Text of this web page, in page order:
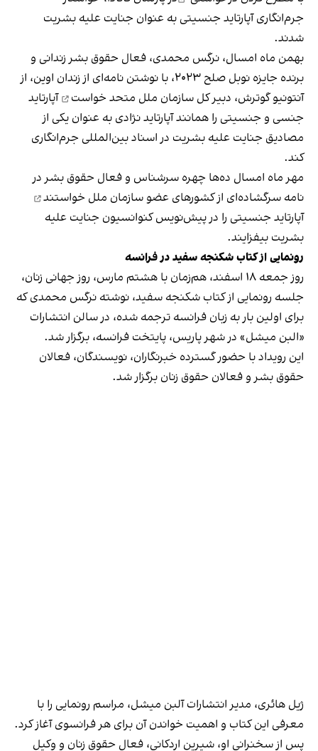
جرم‌انگاری آپارتاید جنسیتی به عنوان جنایت علیه بشریت
شدند.
بهمن ماه امسال، نرگس محمدی، فعال حقوق بشر زندانی و
برنده جایزه نوبل صلح ۲۰۲۳،
با نوشتن نامه‌ای از زندان اوین، از
آنتونیو گوترش، دبیر‌ کل سازمان ملل متحد خواست
آپارتاید
جنسی و جنسیتی را همانند آپارتاید نژادی به عنوان یکی از
مصادیق جنایت علیه بشریت در اسناد بین‌المللی جرم‌انگاری
کند.
مهر ماه امسال ده‌ها چهره سرشناس و فعال حقوق بشر در
نامه سرگشاده‌ای از کشورهای عضو سازمان ملل خواستند
آپارتاید جنسیتی را در پیش‌نویس کنوانسیون جنایت علیه
بشریت بیفزایند.
رونمایی از کتاب شکنجه سفید در فرانسه
روز جمعه ۱۸ اسفند، هم‌زمان با هشتم مارس، روز جهانی زنان،
جلسه رونمایی از کتاب شکنجه سفید، نوشته نرگس محمدی که
برای اولین‌ بار به زبان فرانسه ترجمه شده، در سالن انتشارات
«البن میشل» در شهر پاریس، پایتخت فرانسه، برگزار شد.
این رویداد با حضور گسترده خبرنگاران، نویسندگان، فعالان
حقوق بشر و فعالان حقوق زنان برگزار شد.
ژیل هائری، مدیر انتشارات آلبن میشل، مراسم رونمایی را با
معرفی این کتاب و اهمیت خواندن آن برای هر فرانسوی آغاز کرد.
پس از سخنرانی او، شیرین اردکانی، فعال حقوق زنان و وکیل